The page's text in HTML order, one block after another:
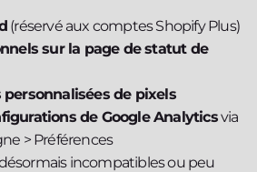
(réservé aux comptes Shopify Plus)
sur la page de statut de
de pixels
de Google Analyticsvia
> Préférences
incompatibles ou peu